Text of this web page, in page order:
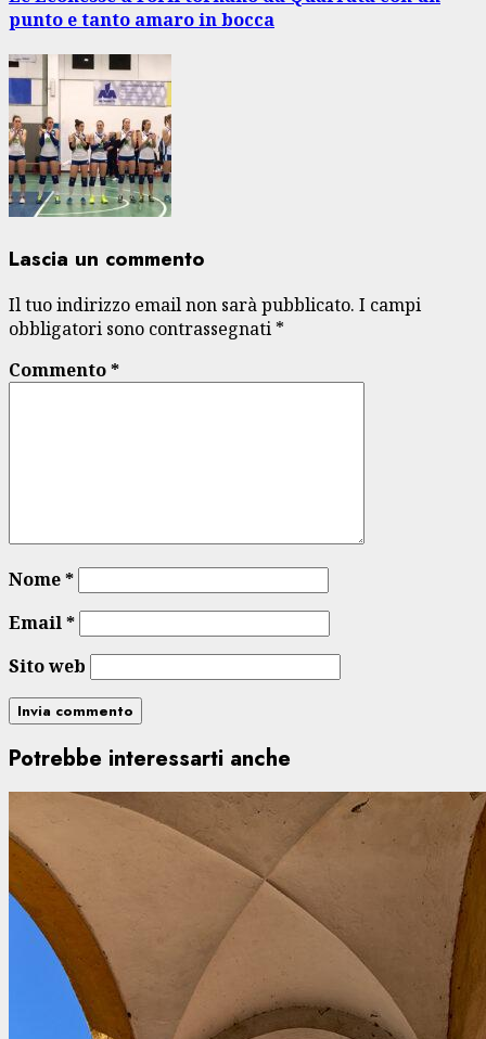
punto e tanto amaro in bocca
Lascia un commento
Il tuo indirizzo email non sarà pubblicato. I campi
obbligatori sono contrassegnati *
Commento*
Nome*
Email*
Sito web
Potrebbe interessarti anche